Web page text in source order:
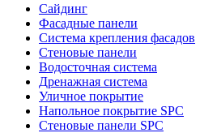
Сайдинг
Фасадные панели
Система крепления фасадов
Стеновые панели
Водосточная система
Дренажная система
Уличное покрытие
Напольное покрытие SPC
Стеновые панели SPC